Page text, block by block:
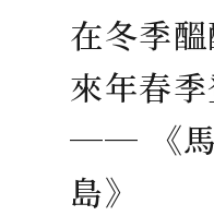
在冬季
來年春
── 《馬
島》